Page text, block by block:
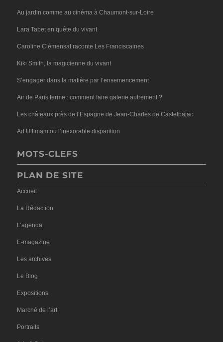
Au jardin comme au cinéma à Chaumont-sur-Loire
Lara Tabet en quête du vivant
Caroline Clémensat raconte Les Franciscaines
Kiki Smith, la magicienne du vivant
S’engager dans la matière par l’ensemencement
Air de Paris ferme : comment faire galerie autrement ?
Les châteaux près de l’Espagne de Jean-Charles de Castelbajac
Ad Ultimam ou l’inexorable disparition
MOTS-CLEFS
PLAN DE SITE
Accueil
La Rédaction
L’agenda
E-magazine
Les archives
Le Blog
Expositions
Marché de l’art
Portraits